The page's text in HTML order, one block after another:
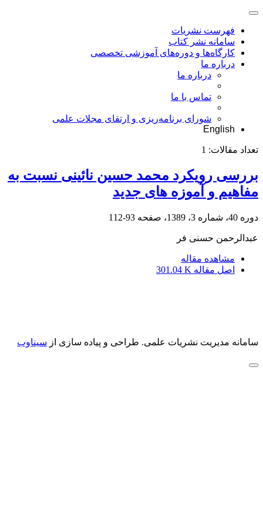
فهرست نشریات
سامانه نشر کتاب
کارگاه‌ها و دوره‌های آموزشی تخصصی
درباره ما
درباره ما
تماس با ما
شورای برنامه‌ریزی و ارتقای مجلات علمی
English
تعداد مقالات: 1
بررسی رویکرد محمد حسین نائینی نسبت به
مفاهیم و آموزه های جدید
دوره 40، شماره 3، 1389، صفحه 93-112
عبدالرحمن حسنی فر
مشاهده مقاله
اصل مقاله 301.04 K
سامانه مدیریت نشریات علمی. طراحی و پیاده سازی از سیناوب